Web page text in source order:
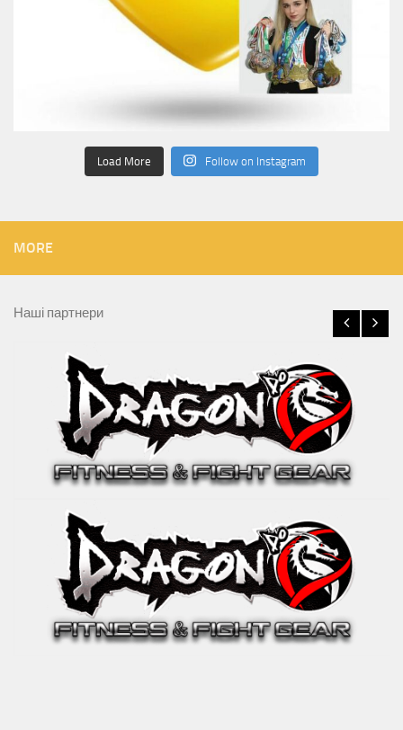
Load More Follow on Instagram
MORE
Наші партнери